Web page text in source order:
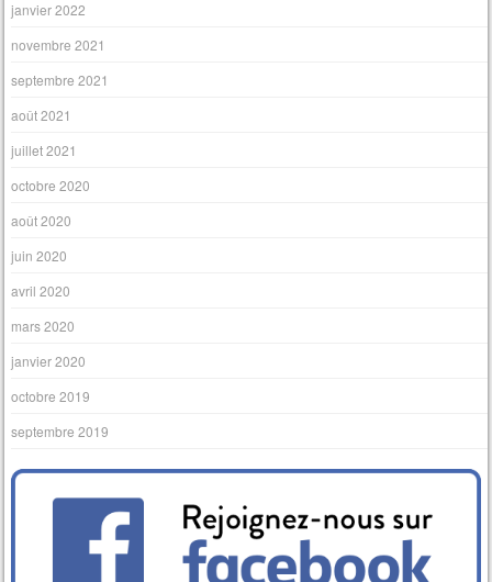
janvier 2022
novembre 2021
septembre 2021
août 2021
juillet 2021
octobre 2020
août 2020
juin 2020
avril 2020
mars 2020
janvier 2020
octobre 2019
septembre 2019